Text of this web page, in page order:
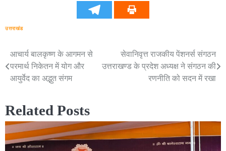
उत्तराखंड
Post
navigation
आचार्य बालकृष्ण के आगमन से
परमार्थ निकेतन में योग और
आयुर्वेद का अद्भुत संगम
सेवानिवृत्त राजकीय पेंशनर्स संगठन
उत्तराखण्ड के प्रदेश अध्यक्ष ने संगठन की
रणनीति को सदन में रखा
Related Posts